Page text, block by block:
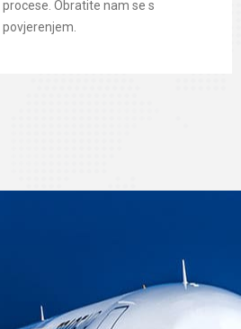
Obratite nam se s
povjerenjem.